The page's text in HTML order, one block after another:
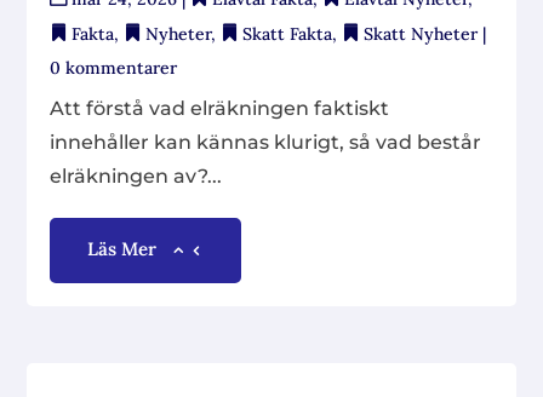
Fakta, Nyheter, Skatt Fakta, Skatt Nyheter|
0 kommentarer
Att förstå vad elräkningen faktiskt
innehåller kan kännas klurigt, så vad består
elräkningen av?...
Läs Mer